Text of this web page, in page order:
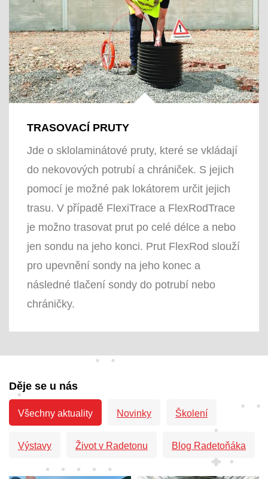
TRASOVACÍ PRUTY
Jde o sklolaminátové pruty, které se vkládají
do nekovových potrubí a chrániček. S jejich
pomocí je možné pak lokátorem určit jejich
trasu. V případě FlexiTrace a FlexRodTrace
je možno trasovat prut po celé délce a nebo
jen sondu na jeho konci. Prut FlexRod slouží
pro upevnění sondy na jeho konec a
následné tlačení sondy do potrubí nebo
chráničky.
Děje se u nás
Všechny aktuality Novinky Školení
Výstavy Život v Radetonu Blog Radetoňáka